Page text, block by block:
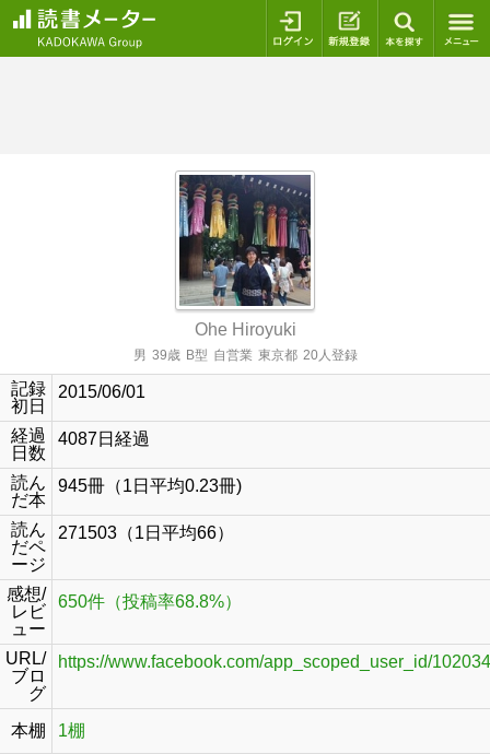
ログイン 新規登録
Ohe Hiroyuki
男 39歳 B型 自営業 東京都 20人登録
記録
初日
2015/06/01
経過
日数
4087日経過
読ん
だ本
945冊（1日平均0.23冊)
読ん
だペ
ージ
271503（1日平均66）
感想/
レビ
ュー
650件（投稿率68.8%）
URL/
ブロ
グ
https://www.facebook.com/app_scoped_user_id/
本棚 1棚